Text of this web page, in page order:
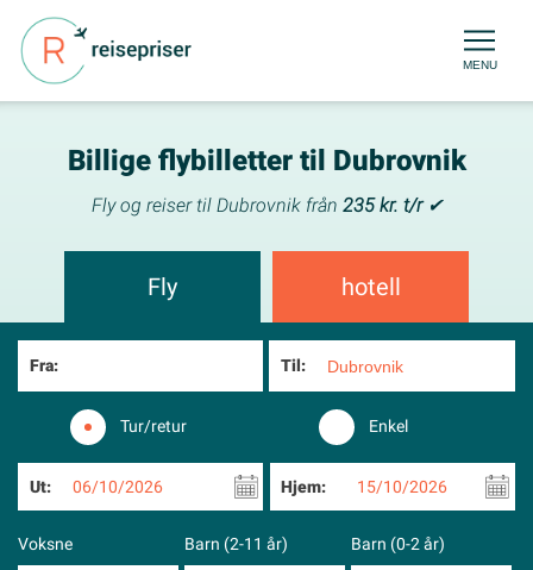
MENU
Billige flybilletter til Dubrovnik
Fly og reiser til Dubrovnik från 235 kr. t/r✔
Fly hotell
Fra: Til:
Tur/retur Enkel
Ut: 06/10/2026 Hjem: 15/10/2026
Voksne Barn (2-11 år) Barn (0-2 år)